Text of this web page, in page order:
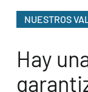
NUESTROS
Hay